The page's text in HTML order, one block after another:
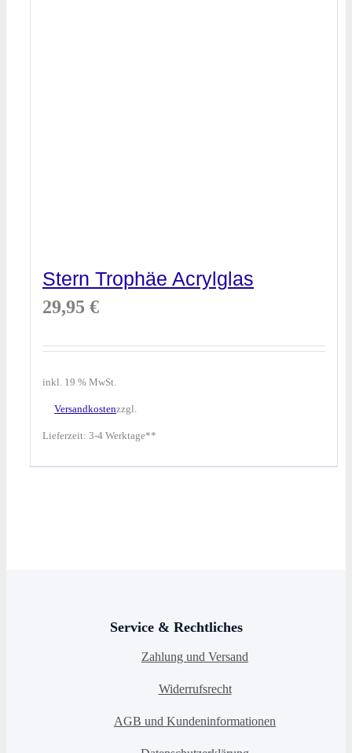
Stern Trophäe Acrylglas
29,95 €
inkl. 19 % MwSt.
zzgl.
Versandkosten
Lieferzeit: 3-4 Werktage**
Service & Rechtliches
Zahlung und Versand
Widerrufsrecht
AGB und Kundeninformationen